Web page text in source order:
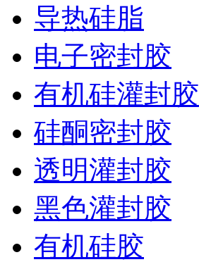
导热硅脂
电子密封胶
有机硅灌封胶
硅酮密封胶
透明灌封胶
黑色灌封胶
有机硅胶